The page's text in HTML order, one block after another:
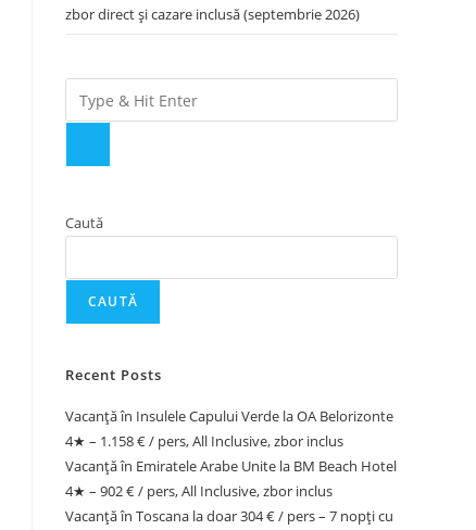
zbor direct și cazare inclusă (septembrie 2026)
Caută
CAUTĂ
Recent Posts
Vacanță în Insulele Capului Verde la OA Belorizonte
4★ – 1.158 € / pers, All Inclusive, zbor inclus
Vacanță în Emiratele Arabe Unite la BM Beach Hotel
4★ – 902 € / pers, All Inclusive, zbor inclus
Vacanță în Toscana la doar 304 € / pers – 7 nopți cu